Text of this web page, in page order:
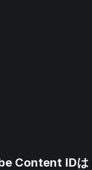
Content IDは